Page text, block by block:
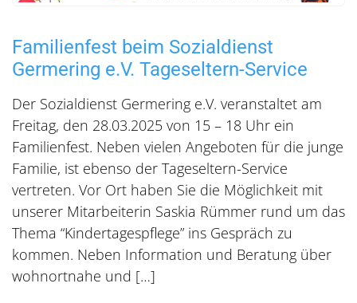
Familienfest beim Sozialdienst
Germering e.V. Tageseltern-Service
Der Sozialdienst Germering e.V. veranstaltet am
Freitag, den 28.03.2025 von 15 – 18 Uhr ein
Familienfest. Neben vielen Angeboten für die junge
Familie, ist ebenso der Tageseltern-Service
vertreten. Vor Ort haben Sie die Möglichkeit mit
unserer Mitarbeiterin Saskia Rümmer rund um das
Thema “Kindertagespflege” ins Gespräch zu
kommen. Neben Information und Beratung über
wohnortnahe und […]